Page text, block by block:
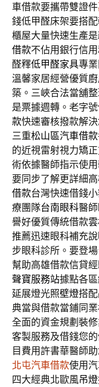
車借款要攜帶雙證件
錢低甲醛床架要搭
櫃屋大量快速生產
借款不佔用銀行信
醛釋低甲醛家具專
溫馨家居經營優質
築。三峽合法當舖
是票據週轉。老字
款快速審核撥款解
三重松山區汽車借款
的近視雷射視力矯
術依據醫師指示使
要同步了解更詳細
借款台灣快速借錢
療團隊台南眼科醫
譽好優質傳統借款
推薦迅速眼科補充
步眼科診所。要登
幫助高雄借款信貸
聲寶服務站據點各
延展燈光照壁燈搭
典當與借款當鋪同業
全面的資金規劃裝
客製服務及借錢您
目費用許書華醫師
北屯汽車借款使用
四大經典北歐風吊